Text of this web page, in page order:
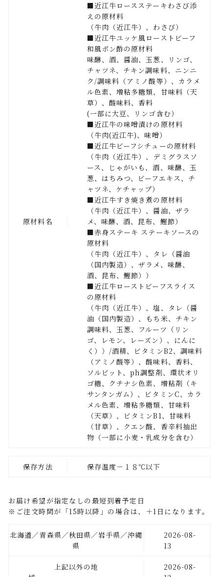
原材料名
■近江牛ロースステーキわさび添
えの原材料
（牛肉（近江牛）、わさび）
■近江牛ユッケ風ローストビーフ
和風ポン酢の原材料
味醂、酒、醤油、玉葱、リンゴ、
チャツネ、チキン調味料、ニンニ
ク/調味料（アミノ酸等）、カラメ
ル色素、増粘多糖類、甘味料（天
草）、酸味料、香料
(一部に大豆、リンゴ含む）
■近江牛の味噌漬けの原材料
（牛肉(近江牛)、味噌）
■近江牛ビーフシチューの原材料
（牛肉（近江牛）、デミグラスソ
ース、じゃがいも、酒、味醂、玉
葱、はちみつ、ビーフエキス、チ
ャツネ、ケチャップ）
■近江牛すき焼き煮の原材料
（牛肉（近江牛）、醤油、ザラ
メ、味醂、酒、昆布、鰹節）
■赤身ステーキ ステーキソースの
原材料
（牛肉（近江牛）、タレ（醤油
（国内製造）、ザラメ、味醂、
酒、昆布、鰹節））
■近江牛ローストビーフスライス
の原材料
（牛肉（近江牛）、塩、タレ（醤
油（国内製造）、もち米、チキン
調味料、玉葱、フルーツ（リン
ゴ、レモン、レーズン）、にんに
く））/酒精、ビタミンB2、調味料
（アミノ酸等）、酸味料、香料、
ソルビット、ph調整剤、環状オリ
ゴ糖、クチナシ色素、増粘剤（キ
サンタンガム）、ビタミンC、カラ
メル色素、増粘多糖類、甘味料
（天草）、ビタミンB1、甘味料
（甘草）、クエン酸、香辛料抽出
物（一部に小麦・乳成分を含む）
保存方法 保存温度－１８℃以下
お届け希望が指定なしの最短到着予定日
※ご注文時間が「15時以降」の場合は、＋1日になります。
北海道／青森県／秋田県／岩手県／沖縄
県
2026-08-
13
上記以外の地
2026-08-